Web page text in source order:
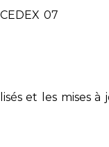
07
et les mises à